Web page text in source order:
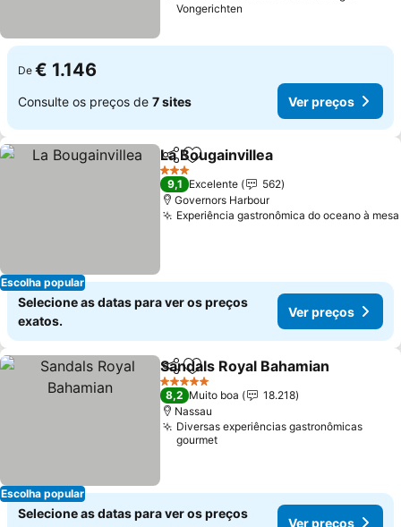
Vongerichten
De € 1.146
Consulte os preços de 7 sites Ver preços
Escolha popular
PartilharAdicionar aos favoritos
La Bougainvillea
3 Estrelas
9,1 Excelente
562
Governors Harbour
Experiência gastronômica do oceano à mesa
Selecione as datas para ver os preços
exatos.
Ver preços
Escolha popular
PartilharAdicionar aos favoritos
Sandals Royal Bahamian
5 Estrelas
8,2 Muito boa
18.218
Nassau
Diversas experiências gastronômicas
gourmet
Selecione as datas para ver os preços
Ver preços